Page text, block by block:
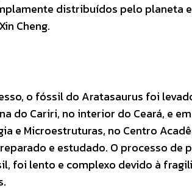
distribuídos pelo planeta
Cheng.
o fóssil do Aratasaurus foi
do Cariri, no interior do Ceará, e
e Microestruturas, no Centro
e estudado. O processo de
foi lento e complexo devido à